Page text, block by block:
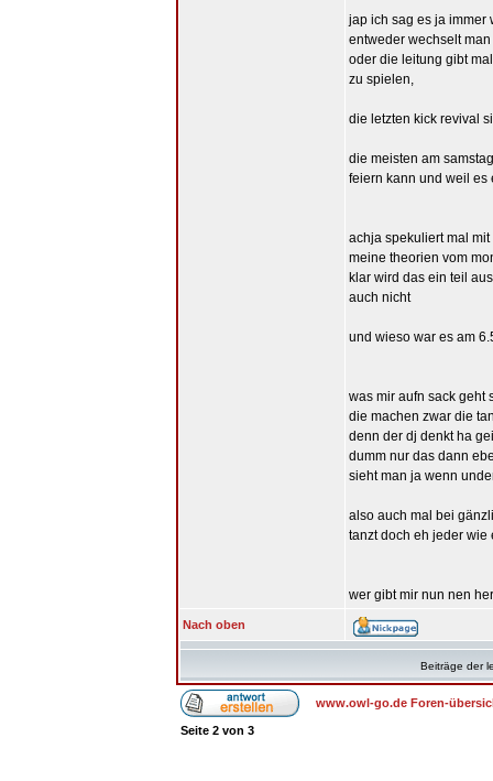
jap ich sag es ja immer
entweder wechselt
oder die leitung gibt
zu spielen,
die letzten kick revival
die meisten am
feiern kann und weil es
achja spekuliert mal
meine theorien vom
klar wird das ein teil
auch nicht
und wieso war es am
was mir aufn sack geht
die machen zwar die
denn der dj denkt ha
dumm nur das dann
sieht man ja wenn
also auch mal bei
tanzt doch eh jeder wie
wer gibt mir nun nen
Nach oben
Beiträge der
www.owl-go.de Foren-
Seite 2 von 3